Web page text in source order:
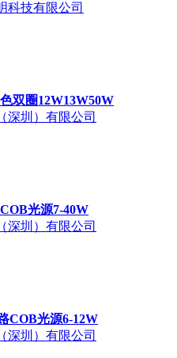
科技有限公司
双圈12W13W50W
深圳）有限公司
光源7-40W
深圳）有限公司
COB光源6-12W
深圳）有限公司